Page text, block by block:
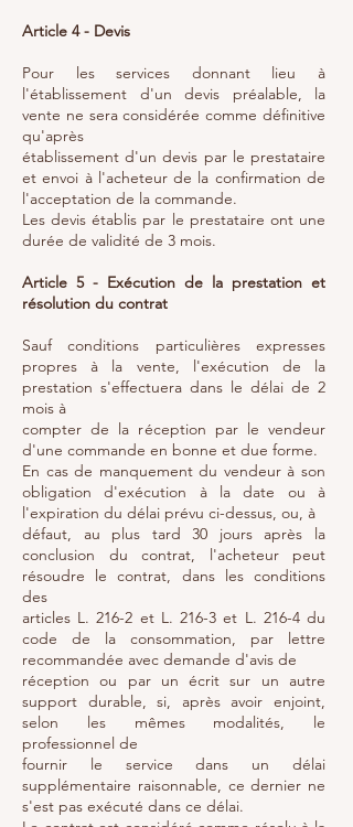
Article 4 - Devis
Pour les services donnant lieu à
l'établissement d'un devis préalable, la
vente ne sera considérée comme définitive
qu'après
établissement d'un devis par le prestataire
et envoi à l'acheteur de la confirmation de
l'acceptation de la commande.
Les devis établis par le prestataire ont une
durée de validité de 3 mois.
Article 5 - Exécution de la prestation et
résolution du contrat
Sauf conditions particulières expresses
propres à la vente, l'exécution de la
prestation s'effectuera dans le délai de 2
mois à
compter de la réception par le vendeur
d'une commande en bonne et due forme.
En cas de manquement du vendeur à son
obligation d'exécution à la date ou à
l'expiration du délai prévu ci-dessus, ou, à
défaut, au plus tard 30 jours après la
conclusion du contrat, l'acheteur peut
résoudre le contrat, dans les conditions
des
articles L. 216-2 et L. 216-3 et L. 216-4 du
code de la consommation, par lettre
recommandée avec demande d'avis de
réception ou par un écrit sur un autre
support durable, si, après avoir enjoint,
selon les mêmes modalités, le
professionnel de
fournir le service dans un délai
supplémentaire raisonnable, ce dernier ne
s'est pas exécuté dans ce délai.